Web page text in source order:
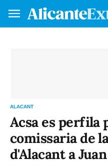
ALACANT
Acsa es perfila
comissaria de
d'Alacant a